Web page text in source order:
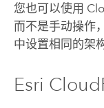
您也可以使用
而不是手动操作
中设置相同的架构
Esri